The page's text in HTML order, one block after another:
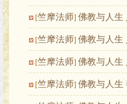
[竺摩法师] 佛教与人生
[竺摩法师] 佛教与人生
[竺摩法师] 佛教与人生
[竺摩法师] 佛教与人生